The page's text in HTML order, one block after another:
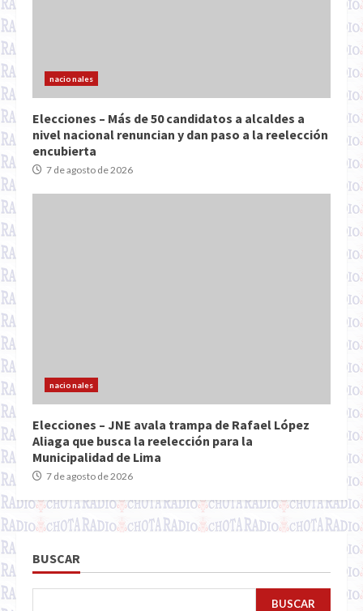
nacionales
Elecciones – Más de 50 candidatos a alcaldes a
nivel nacional renuncian y dan paso a la reelección
encubierta
7 de agosto de 2026
nacionales
Elecciones – JNE avala trampa de Rafael López
Aliaga que busca la reelección para la
Municipalidad de Lima
7 de agosto de 2026
BUSCAR
BUSCAR